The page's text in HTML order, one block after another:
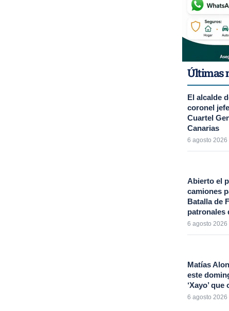
Últimas
El alcalde
coronel
Cuartel
Canarias
6 agosto 2026
Abierto el
camiones
Batalla de
patronales
6 agosto 2026
Matías
este
‘Xayo’
6 agosto 2026